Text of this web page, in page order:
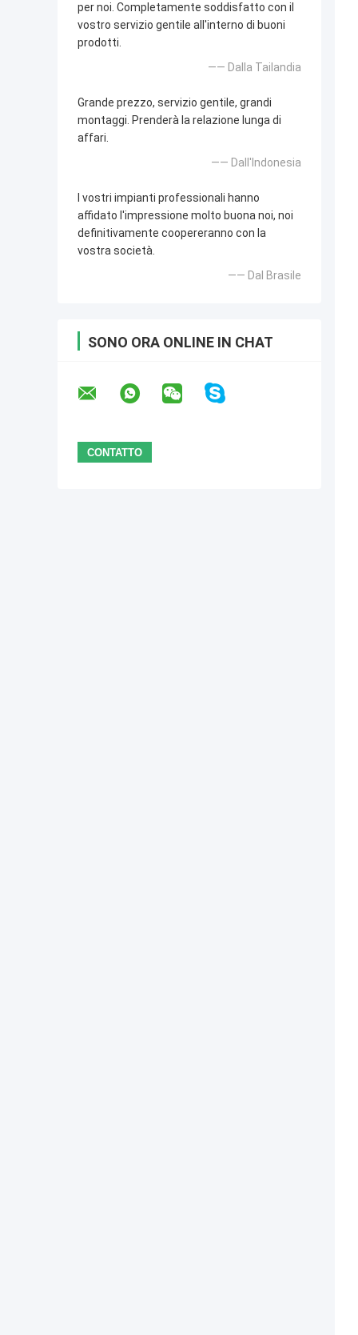
per noi. Completamente soddisfatto con il
vostro servizio gentile all'interno di buoni
prodotti.
—— Dalla Tailandia
Grande prezzo, servizio gentile, grandi
montaggi. Prenderà la relazione lunga di
affari.
—— Dall'Indonesia
I vostri impianti professionali hanno
affidato l'impressione molto buona noi, noi
definitivamente coopereranno con la
vostra società.
—— Dal Brasile
SONO ORA ONLINE IN CHAT